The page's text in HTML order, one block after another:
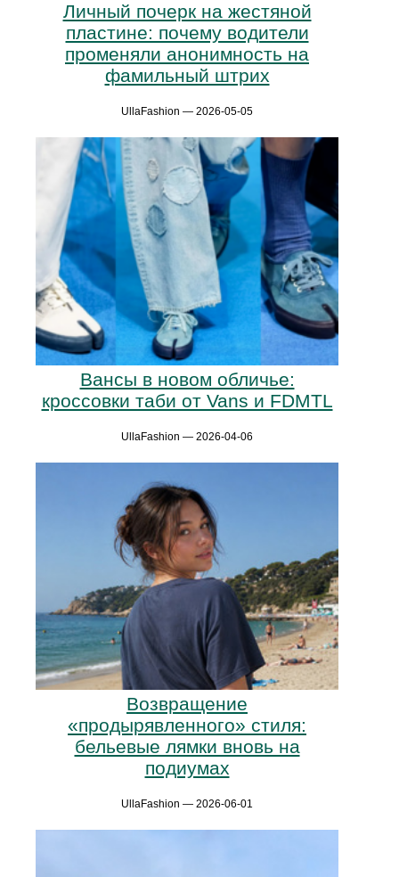
Личный почерк на жестяной
пластине: почему водители
променяли анонимность на
фамильный штрих
UllaFashion — 2026-05-05
Вансы в новом обличье:
кроссовки таби от Vans и FDMTL
UllaFashion — 2026-04-06
Возвращение
«продырявленного» стиля:
бельевые лямки вновь на
подиумах
UllaFashion — 2026-06-01